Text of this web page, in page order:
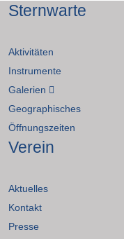
Sternwarte
Aktivitäten
Instrumente
Galerien
Geographisches
Öffnungszeiten
Verein
Aktuelles
Kontakt
Presse